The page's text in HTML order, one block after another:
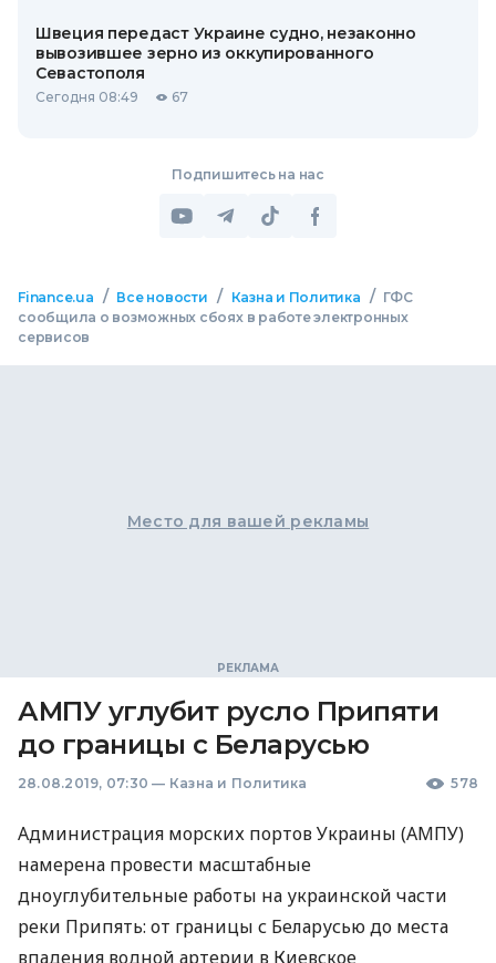
Швеция передаст Украине судно, незаконно
вывозившее зерно из оккупированного
Севастополя
Сегодня 08:49 67
Подпишитесь на нас
Finance.ua / Все новости / Казна и Политика / ГФС
сообщила о возможных сбоях в работе электронных
сервисов
Место для вашей рекламы
АМПУ углубит русло Припяти
до границы c Беларусью
28.08.2019, 07:30 — Казна и Политика 578
Администрация морских портов Украины (АМПУ)
намерена провести масштабные
дноуглубительные работы на украинской части
реки Припять: от границы с Беларусью до места
впадения водной артерии в Киевское